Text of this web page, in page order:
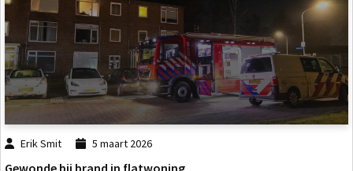
Erik Smit 5 maart 2026
Gewonde bij brand in flatwoning